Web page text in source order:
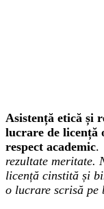
Asistență etică și
lucrare de licență
respect academic.
rezultate meritate.
licență cinstită și
o lucrare scrisă pe